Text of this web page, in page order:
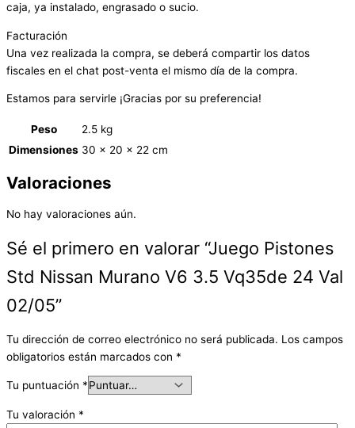
caja, ya instalado, engrasado o sucio.
Facturación
Una vez realizada la compra, se deberá compartir los datos
fiscales en el chat post-venta el mismo día de la compra.
Estamos para servirle ¡Gracias por su preferencia!
Peso
2.5 kg
Dimensiones 30 × 20 × 22 cm
Valoraciones
No hay valoraciones aún.
Sé el primero en valorar “Juego Pistones
Std Nissan Murano V6 3.5 Vq35de 24 Val
02/05”
Tu dirección de correo electrónico no será publicada. Los campos
obligatorios están marcados con *
Tu puntuación *
Tu valoración *